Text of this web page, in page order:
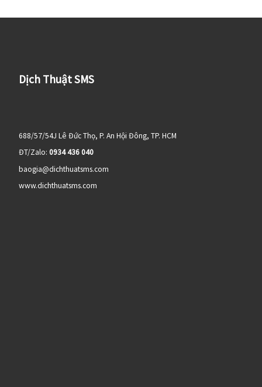
Dịch Thuật SMS
688/57/54J Lê Đức Thọ, P. An Hội Đông, TP. HCM
ĐT/Zalo: 0934 436 040
baogia@dichthuatsms.com
www.dichthuatsms.com